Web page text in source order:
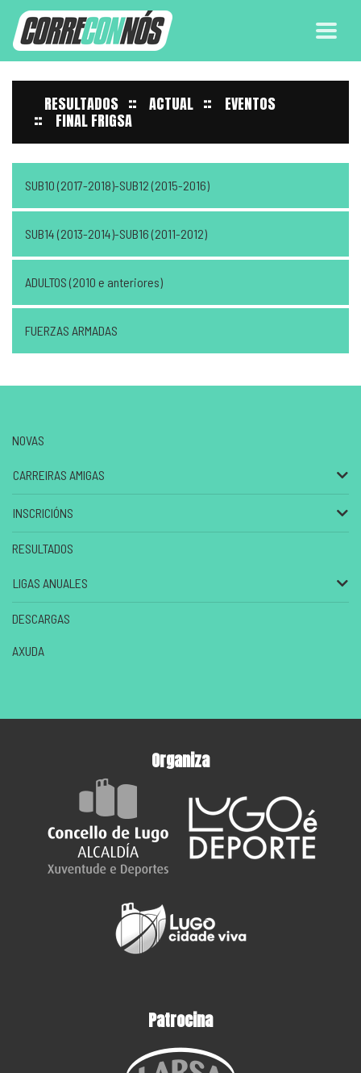
RESULTADOS ACTUAL EVENTOS
FINAL FRIGSA
SUB10 (2017-2018)-SUB12 (2015-2016)
SUB14 (2013-2014)-SUB16 (2011-2012)
ADULTOS (2010 e anteriores)
FUERZAS ARMADAS
NOVAS
CARREIRAS AMIGAS
INSCRICIÓNS
RESULTADOS
LIGAS ANUALES
DESCARGAS
AXUDA
Organiza
Patrocina